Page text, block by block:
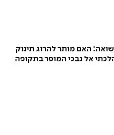
האם מותר להרוג תינוק
אל נבכי המוסר בתקופה